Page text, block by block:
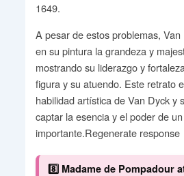
1649.
A pesar de estos problemas,
en su pintura la grandeza y
mostrando su liderazgo y
figura y su atuendo. Este retrato
habilidad artística de Van Dyck y
captar la esencia y el poder de
importante.Regenerate response
8️⃣ Madame de Pompadour